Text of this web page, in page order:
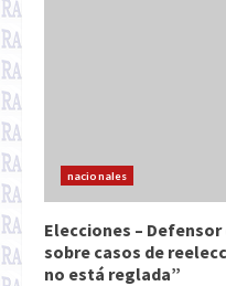
nacionales
Elecciones –
sobre casos de
no está reglada”